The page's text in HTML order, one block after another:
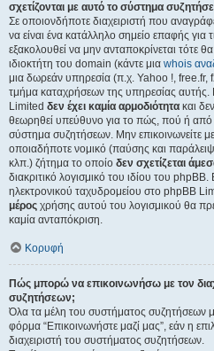
σχετίζονται με αυτό το σύστημα
Σε οποιονδήποτε διαχειριστή που
να είναι ένα κατάλληλο σημείο επαφής για
εξακολουθεί να μην ανταποκρίνεται τότε
ιδιοκτήτη του domain (κάντε μια whois
μια δωρεάν υπηρεσία (π.χ. Yahoo !, free.fr,
τμήμα καταχρήσεων της υπηρεσίας
Limited δεν έχει καμία αρμοδιότητα και
θεωρηθεί υπεύθυνο για το πώς, πού ή από
σύστημα συζητήσεων. Μην επικοινωνείτε
οποιαδήποτε νομικό (παύσης και
κλπ.) ζήτημα το οποίο δεν σχετίζεται
διακριτικό λογισμικό του ιδίου του
ηλεκτρονικού ταχυδρομείου στο phpBB
μέρος χρήσης αυτού του λογισμικού θα
καμία ανταπόκριση.
Κορυφή
Πώς μπορώ να επικοινωνήσω με τον
συζητήσεων;
Όλα τα μέλη του συστήματος συζητήσεων
φόρμα “Επικοινωνήστε μαζί μας”, εάν η
διαχειριστή του συστήματος συζητήσεων.